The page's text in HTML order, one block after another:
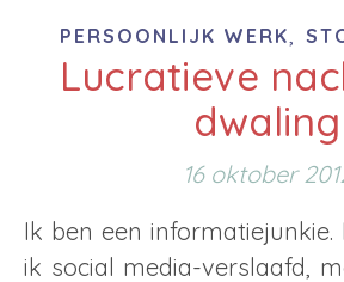
PERSOONLIJK WERK,
Lucratieve
dwaling
16 oktober
Ik ben een informatiejunkie. Niet alleen ben
ik social media-verslaafd,